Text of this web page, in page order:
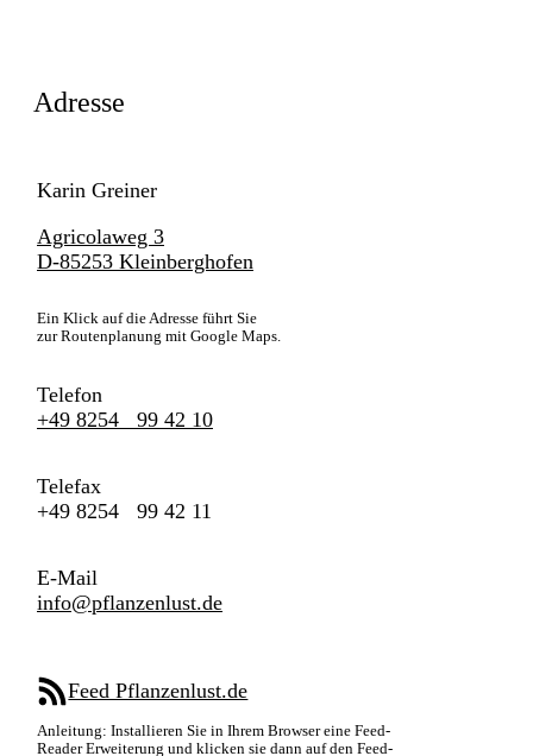
Adresse
Karin Greiner
Agricolaweg 3
D-85253 Kleinberghofen
Ein Klick auf die Adresse führt Sie
zur Routenplanung mit Google Maps.
Telefon
+49 8254 99 42 10
Telefax
+49 8254 99 42 11
E-Mail
info@pflanzenlust.de
Feed Pflanzenlust.de
Anleitung: Installieren Sie in Ihrem Browser eine Feed-
Reader Erweiterung und klicken sie dann auf den Feed-